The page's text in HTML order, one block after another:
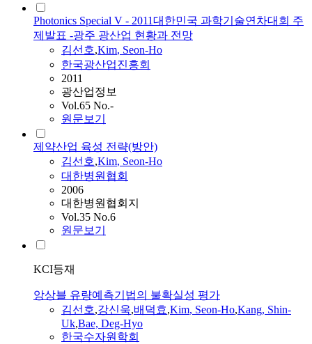
Photonics Special V - 2011대한민국 과학기술연차대회 주
제발표 -광주 광산업 현황과 전망
김선호,Kim, Seon-Ho
한국광산업진흥회
2011
광산업정보
Vol.65 No.-
원문보기
제약산업 육성 전략(방안)
김선호,Kim, Seon-Ho
대한병원협회
2006
대한병원협회지
Vol.35 No.6
원문보기
KCI등재
앙상블 유량예측기법의 불확실성 평가
김선호,강신욱,배덕효,Kim, Seon-Ho,Kang, Shin-
Uk,Bae, Deg-Hyo
한국수자원학회